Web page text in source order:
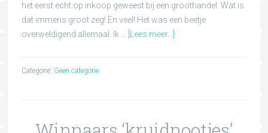
het eerst echt op inkoop geweest bij een groothandel. Wat is
dat immens groot zeg! En veel! Het was een beetje
overweldigend allemaal. Ik …
[Lees meer...]
Categorie: Geen categorie